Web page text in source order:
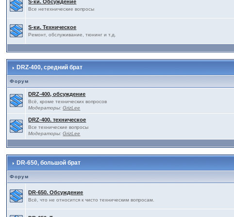
S-ки. Обсуждение
Все нетехнические вопросы
S-ки. Техническое
Ремонт, обслуживание, тюнинг и т.д.
DRZ-400, средний брат
Форум
DRZ-400, обсуждение
Всё, кроме технических вопросов
Модераторы:GrizLee
DRZ-400. техническое
Все технические вопросы
Модераторы:GrizLee
DR-650, большой брат
Форум
DR-650. Обсуждение
Всё, что не относится к чисто техническим вопросам.